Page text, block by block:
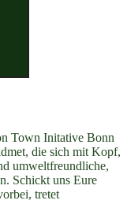
Town Initative Bonn
die sich mit Kopf,
umweltfreundliche,
Schickt uns Eure
tretet